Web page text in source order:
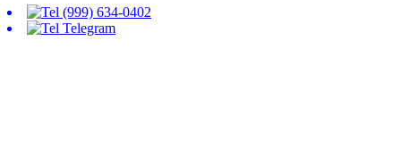
(999) 634-0402
Telegram